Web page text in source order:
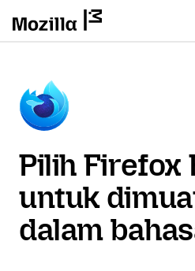
Pilih Firefox
untuk
dalam